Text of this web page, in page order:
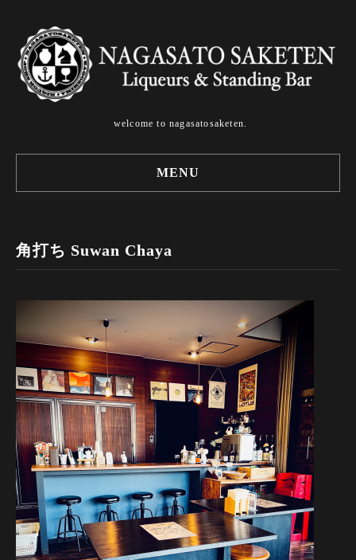
welcome to nagasatosaketen.
MENU
角打ち Suwan Chaya